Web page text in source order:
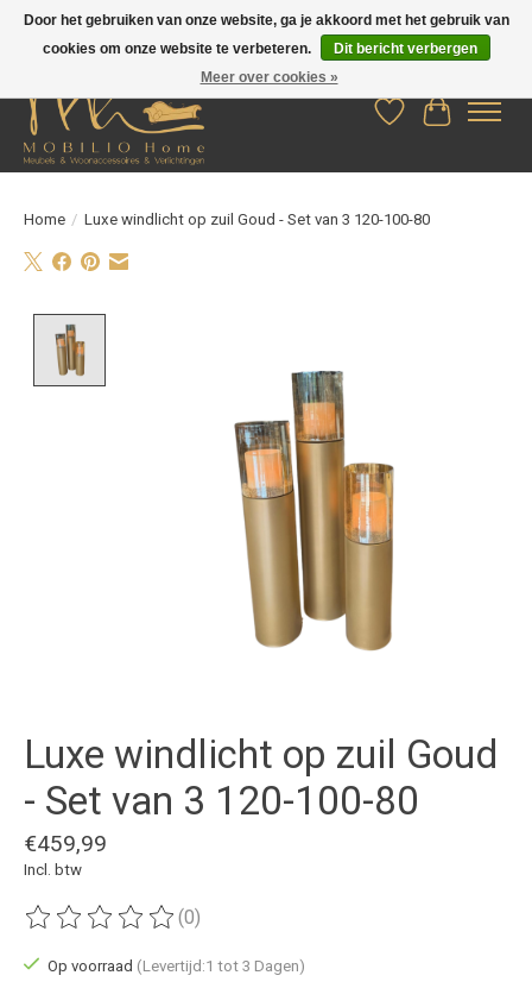
Verlanglijst
Home / Luxe windlicht op zuil Goud - Set van 3 120-100-80
Luxe windlicht op zuil Goud
- Set van 3 120-100-80
€459,99
Incl. btw
De beoordeling van dit product is
(0)
Op voorraad (Levertijd:1 tot 3 Dagen)
Door het gebruiken van onze website, ga je akkoord met het gebruik van
cookies om onze website te verbeteren.
Dit bericht verbergen
Meer over cookies »